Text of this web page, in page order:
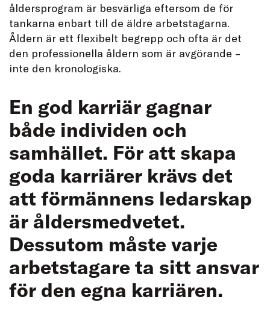
åldersprogram är besvärliga eftersom de för
tankarna enbart till de äldre arbetstagarna.
Åldern är ett flexibelt begrepp och ofta är det
den professionella åldern som är avgörande –
inte den kronologiska.
En god karriär gagnar
både individen och
samhället. För att skapa
goda karriärer krävs det
att förmännens ledarskap
är åldersmedvetet.
Dessutom måste varje
arbetstagare ta sitt ansvar
för den egna karriären.